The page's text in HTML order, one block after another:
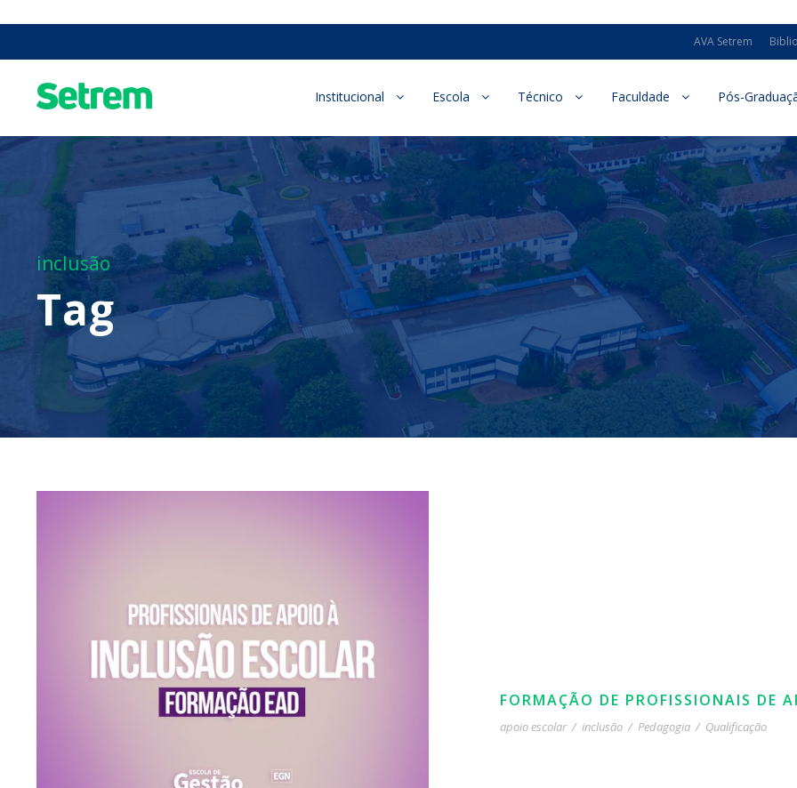
AVA Setrem
Institucional Escola Técnico Faculdade Pós-
inclusão
Tag
FORMAÇÃO DE PROFISSIONAIS DE
apoio escolar / inclusão / Pedagogia / Qualificação